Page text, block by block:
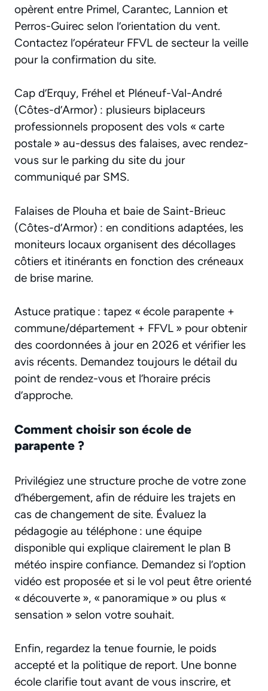
opèrent entre Primel, Carantec, Lannion et
Perros-Guirec selon l’orientation du vent.
Contactez l’opérateur FFVL de secteur la veille
pour la confirmation du site.
Cap d’Erquy, Fréhel et Pléneuf-Val-André
(Côtes-d’Armor) : plusieurs biplaceurs
professionnels proposent des vols « carte
postale » au-dessus des falaises, avec rendez-
vous sur le parking du site du jour
communiqué par SMS.
Falaises de Plouha et baie de Saint-Brieuc
(Côtes-d’Armor) : en conditions adaptées, les
moniteurs locaux organisent des décollages
côtiers et itinérants en fonction des créneaux
de brise marine.
Astuce pratique : tapez « école parapente +
commune/département + FFVL » pour obtenir
des coordonnées à jour en 2026 et vérifier les
avis récents. Demandez toujours le détail du
point de rendez-vous et l’horaire précis
d’approche.
Comment choisir son école de
parapente ?
Privilégiez une structure proche de votre zone
d’hébergement, afin de réduire les trajets en
cas de changement de site. Évaluez la
pédagogie au téléphone : une équipe
disponible qui explique clairement le plan B
météo inspire confiance. Demandez si l’option
vidéo est proposée et si le vol peut être orienté
« découverte », « panoramique » ou plus «
sensation » selon votre souhait.
Enfin, regardez la tenue fournie, le poids
accepté et la politique de report. Une bonne
école clarifie tout avant de vous inscrire, et